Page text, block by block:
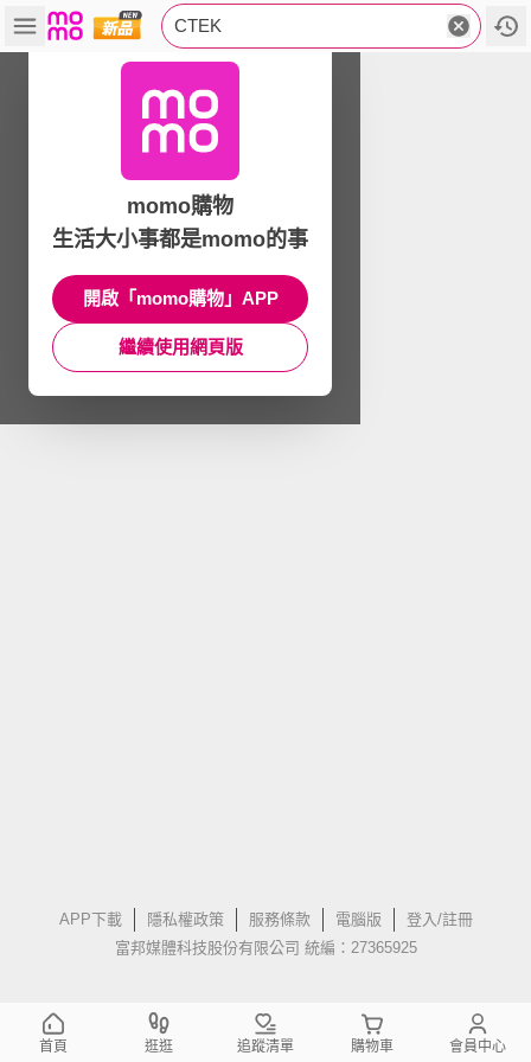
CTEK
APP下載 隱私權政策 服務條款 電腦版
登入/註冊
富邦媒體科技股份有限公司 統編：27365925
momo購物
生活大小事都是momo的事
開啟「momo購物」APP
繼續使用網頁版
首頁 逛逛 追蹤清單 購物車 會員中心